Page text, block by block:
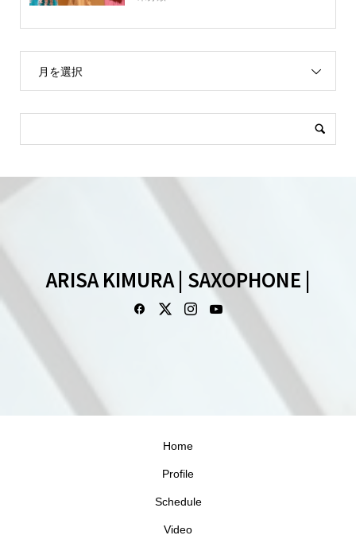
月を選択
ARISA KIMURA | SAXOPHONE |
Home
Profile
Schedule
Video